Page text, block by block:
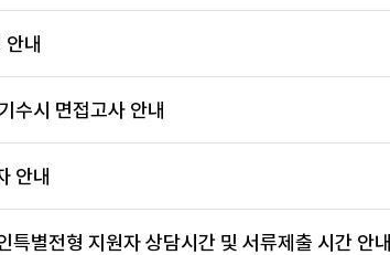
내
수시 면접고사 안내
안내
별전형 지원자 상담시간 및 서류제출 시간 안내